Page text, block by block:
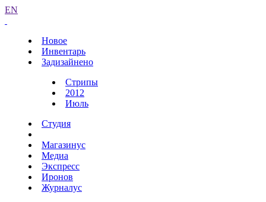
EN
Новое
Инвентарь
Задизайнено
Стрипы
2012
Июль
Студия
Магазинус
Медиа
Экспресс
Иронов
Журналус